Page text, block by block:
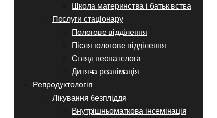
Школа материнства і батьківства
Послуги стаціонару
Пологове відділення
Післяпологове відділення
Огляд неонатолога
Дитяча реанімація
Репродуктологія
Лікування безпліддя
Внутрішньоматкова інсемінація